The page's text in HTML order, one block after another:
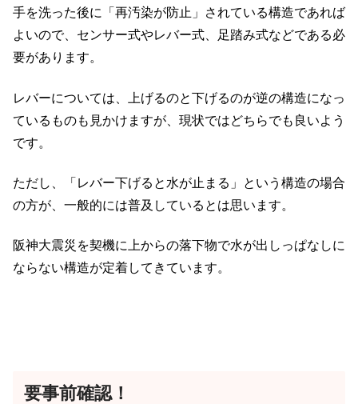
手を洗った後に「再汚染が防止」されている構造であれば
よいので、センサー式やレバー式、足踏み式などである必
要があります。
レバーについては、上げるのと下げるのが逆の構造になっ
ているものも見かけますが、現状ではどちらでも良いよう
です。
ただし、「レバー下げると水が止まる」という構造の場合
の方が、一般的には普及しているとは思います。
阪神大震災を契機に上からの落下物で水が出しっぱなしに
ならない構造が定着してきています。
要事前確認！